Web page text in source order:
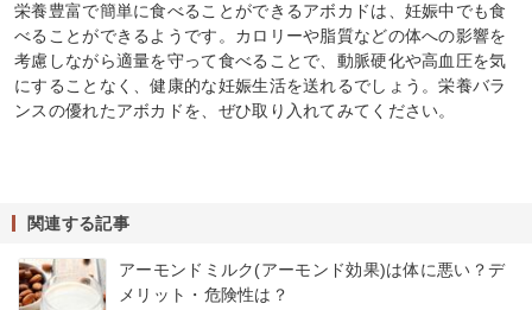
栄養豊富で簡単に食べることができるアボカドは、妊娠中でも食
べることができるようです。カロリーや脂質などの体への影響を
考慮しながら適量を守って食べることで、動脈硬化や高血圧を気
にすることなく、健康的な妊娠生活を送れるでしょう。栄養バラ
ンスの優れたアボカドを、ぜひ取り入れてみてください。
関連する記事
アーモンドミルク(アーモンド効果)は体に悪い？デ
メリット・危険性は？